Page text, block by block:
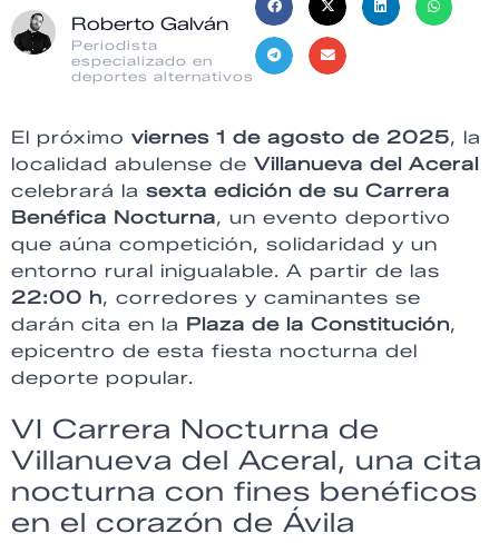
Roberto Galván
Periodista
especializado en
deportes alternativos
El próximo viernes 1 de agosto de 2025, la
localidad abulense de Villanueva del Aceral
celebrará la sexta edición de su Carrera
Benéfica Nocturna, un evento deportivo
que aúna competición, solidaridad y un
entorno rural inigualable. A partir de las
22:00 h, corredores y caminantes se
darán cita en la Plaza de la Constitución,
epicentro de esta fiesta nocturna del
deporte popular.
VI Carrera Nocturna de
Villanueva del Aceral, una cita
nocturna con fines benéficos
en el corazón de Ávila